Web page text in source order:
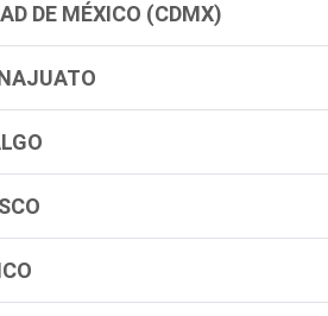
DE MÉXICO (CDMX)